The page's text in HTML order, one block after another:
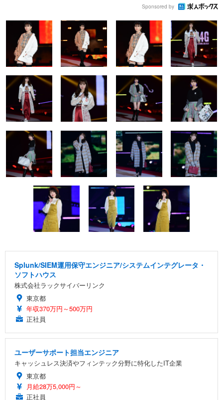
Sponsored by
Splunk/SIEM運用保守エンジニア/システムインテグレータ・
ソフトハウス
株式会社ラックサイバーリンク
東京都
年収370万円～500万円
正社員
ユーザーサポート担当エンジニア
キャッシュレス決済やフィンテック分野に特化したIT企業
東京都
月給28万5,000円～
正社員